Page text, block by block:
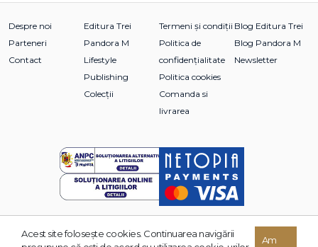
Despre noi
Parteneri
Contact
Editura Trei
Pandora M
Lifestyle
Publishing
Colecții
Termeni și condiții
Politica de
confidențialitate
Politica cookies
Comanda si
livrarea
Blog Editura Trei
Blog Pandora M
Newsletter
© 2026 Grupul Editorial TREI. Toate drepturile rezervate.
Acest site foloseşte cookies. Continuarea navigării
Am